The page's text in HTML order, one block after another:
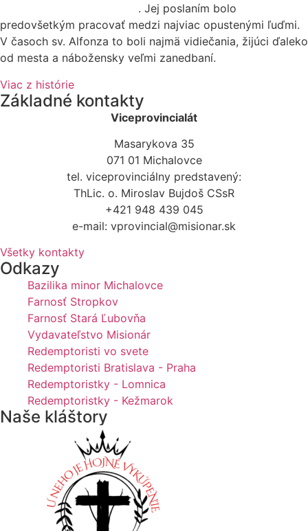
. Jej poslaním bolo
predovšetkým pracovať medzi najviac opustenými ľuďmi.
V časoch sv. Alfonza to boli najmä vidiečania, žijúci ďaleko
od mesta a nábožensky veľmi zanedbaní.
Viac z histórie
Základné kontakty
Viceprovincialát
Masarykova 35
071 01 Michalovce
tel. viceprovinciálny predstavený:
ThLic. o. Miroslav Bujdoš CSsR
+421 948 439 045
e-mail: vprovincial@misionar.sk
Všetky kontakty
Odkazy
Bazilika minor Michalovce
Farnosť Stropkov
Farnosť Stará Ľubovňa
Vydavateľstvo Misionár
Redemptoristi vo svete
Redemptoristi Bratislava - Praha
Redemptoristky - Lomnica
Redemptoristky - Kežmarok
Naše kláštory